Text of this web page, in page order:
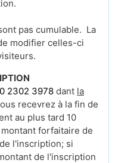
pas cumulable. La
modifier celles-ci
2302 3978 dant la
recevrez à la fin de
au plus tard 10
forfaitaire de
l'inscription; si
de l'inscription